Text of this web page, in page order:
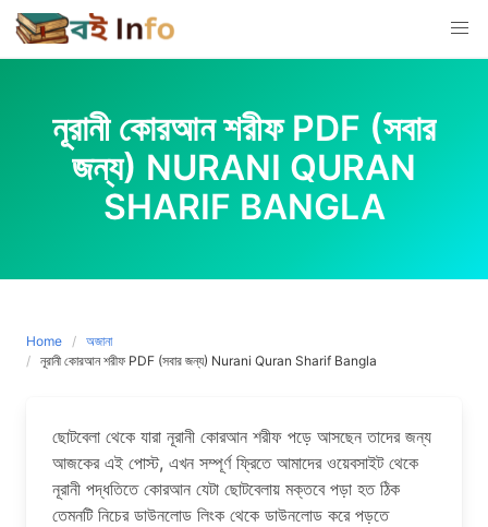
Skip
to
content
নূরানী কোরআন শরীফ PDF (সবার
জন্য) NURANI QURAN
SHARIF BANGLA
Home
অজানা
নূরানী কোরআন শরীফ PDF (সবার জন্য) Nurani Quran Sharif Bangla
ছোটবেলা থেকে যারা নূরানী কোরআন শরীফ পড়ে আসছেন তাদের জন্য
আজকের এই পোস্ট, এখন সম্পূর্ণ ফ্রিতে আমাদের ওয়েবসাইট থেকে
নূরানী পদ্ধতিতে কোরআন যেটা ছোটবেলায় মক্তবে পড়া হত ঠিক
তেমনটি নিচের ডাউনলোড লিংক থেকে ডাউনলোড করে পড়তে